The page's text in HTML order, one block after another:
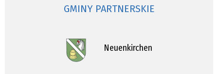
GMINY PARTNERSKIE
Neuenkirchen